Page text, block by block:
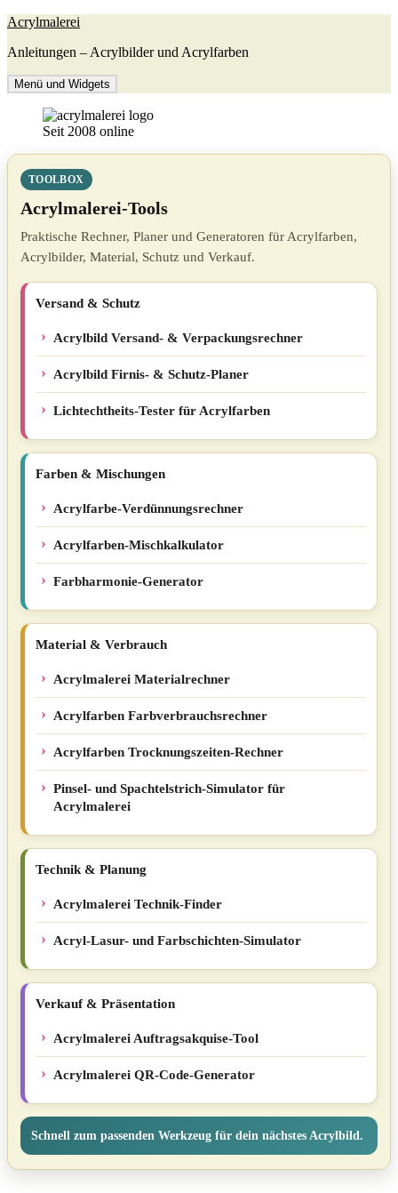
Zum
springen
Acrylmalerei
Anleitungen – Acrylbilder und Acrylfarben
Menü und Widgets
Seit 2008 online
TOOLBOX
Acrylmalerei-Tools
Praktische Rechner, Planer und Generatoren für Acrylfarben,
Acrylbilder, Material, Schutz und Verkauf.
Versand & Schutz
Acrylbild Versand- & Verpackungsrechner
Acrylbild Firnis- & Schutz-Planer
Lichtechtheits-Tester für Acrylfarben
Farben & Mischungen
Acrylfarbe-Verdünnungsrechner
Acrylfarben-Mischkalkulator
Farbharmonie-Generator
Material & Verbrauch
Acrylmalerei Materialrechner
Acrylfarben Farbverbrauchsrechner
Acrylfarben Trocknungszeiten-Rechner
Pinsel- und Spachtelstrich-Simulator für
Acrylmalerei
Technik & Planung
Acrylmalerei Technik-Finder
Acryl-Lasur- und Farbschichten-Simulator
Verkauf & Präsentation
Acrylmalerei Auftragsakquise-Tool
Acrylmalerei QR-Code-Generator
Schnell zum passenden Werkzeug für dein nächstes Acrylbild.